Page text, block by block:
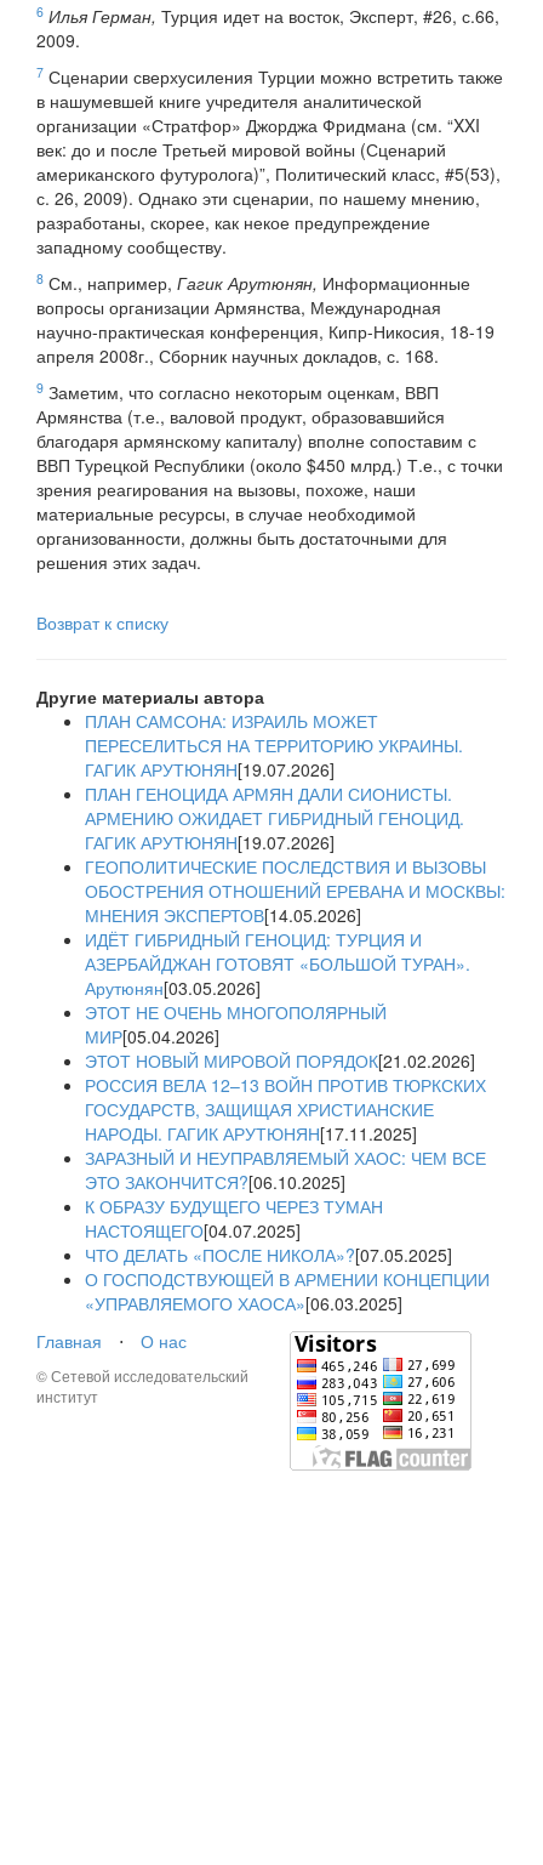
6 Илья Герман, Турция идет на восток, Эксперт, #26, с.66,
2009.
7 Сценарии сверхусиления Турции можно встретить также
в нашумевшей книге учредителя аналитической
организации «Стратфор» Джорджа Фридмана (см. “XXI
век: до и после Третьей мировой войны (Сценарий
американского футуролога)”, Политический класс, #5(53),
с. 26, 2009). Однако эти сценарии, по нашему мнению,
разработаны, скорее, как некое предупреждение
западному сообществу.
8 См., например, Гагик Арутюнян, Информационные
вопросы организации Армянства, Международная
научно-практическая конференция, Кипр-Никосия, 18-19
апреля 2008г., Сборник научных докладов, с. 168.
9 Заметим, что согласно некоторым оценкам, ВВП
Армянства (т.е., валовой продукт, образовавшийся
благодаря армянскому капиталу) вполне сопоставим с
ВВП Турецкой Республики (около $450 млрд.) Т.е., с точки
зрения реагирования на вызовы, похоже, наши
материальные ресурсы, в случае необходимой
организованности, должны быть достаточными для
решения этих задач.
Возврат к списку
Другие материалы автора
ПЛАН САМСОНА: ИЗРАИЛЬ МОЖЕТ
ПЕРЕСЕЛИТЬСЯ НА ТЕРРИТОРИЮ УКРАИНЫ.
ГАГИК АРУТЮНЯН[19.07.2026]
ПЛАН ГЕНОЦИДА АРМЯН ДАЛИ СИОНИСТЫ.
АРМЕНИЮ ОЖИДАЕТ ГИБРИДНЫЙ ГЕНОЦИД.
ГАГИК АРУТЮНЯН[19.07.2026]
ГЕОПОЛИТИЧЕСКИЕ ПОСЛЕДСТВИЯ И ВЫЗОВЫ
ОБОСТРЕНИЯ ОТНОШЕНИЙ ЕРЕВАНА И МОСКВЫ:
МНЕНИЯ ЭКСПЕРТОВ[14.05.2026]
ИДЁТ ГИБРИДНЫЙ ГЕНОЦИД: ТУРЦИЯ И
АЗЕРБАЙДЖАН ГОТОВЯТ «БОЛЬШОЙ ТУРАН».
Арутюнян[03.05.2026]
ЭТОТ НЕ ОЧЕНЬ МНОГОПОЛЯРНЫЙ
МИР[05.04.2026]
ЭТОТ НОВЫЙ МИРОВОЙ ПОРЯДОК[21.02.2026]
РОССИЯ ВЕЛА 12–13 ВОЙН ПРОТИВ ТЮРКСКИХ
ГОСУДАРСТВ, ЗАЩИЩАЯ ХРИСТИАНСКИЕ
НАРОДЫ. ГАГИК АРУТЮНЯН[17.11.2025]
ЗАРАЗНЫЙ И НЕУПРАВЛЯЕМЫЙ ХАОС: ЧЕМ ВСЕ
ЭТО ЗАКОНЧИТСЯ?[06.10.2025]
К ОБРАЗУ БУДУЩЕГО ЧЕРЕЗ ТУМАН
НАСТОЯЩЕГО[04.07.2025]
ЧТО ДЕЛАТЬ «ПОСЛЕ НИКОЛА»?[07.05.2025]
О ГОСПОДСТВУЮЩЕЙ В АРМЕНИИ КОНЦЕПЦИИ
«УПРАВЛЯЕМОГО ХАОСА»[06.03.2025]
Главная
⋅ О нас
© Сетевой исследовательский
институт